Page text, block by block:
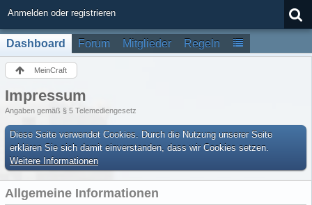
Anmelden oder registrieren
Dashboard Forum Mitglieder Regeln
MeinCraft
Impressum
Angaben gemäß § 5 Telemediengesetz
Diese Seite verwendet Cookies. Durch die Nutzung unserer Seite
erklären Sie sich damit einverstanden, dass wir Cookies setzen.
Weitere Informationen
Allgemeine Informationen